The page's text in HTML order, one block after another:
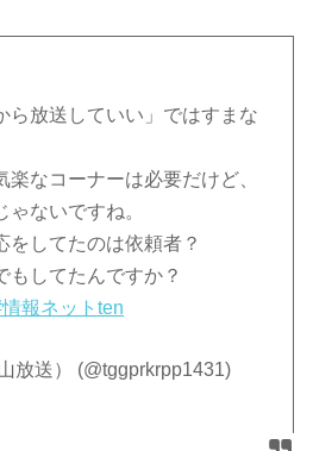
ら放送していい」ではすまな
なコーナーは必要だけど、
ないですね。
をしてたのは依頼者？
もしてたんですか？
報ネットten
放送） (@tggprkrpp1431)